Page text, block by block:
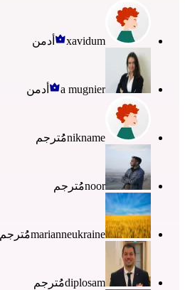
xavidum أدمن
a mugnier أدمن
niknameمُُترجم
noorمُُترجم
marianneukraineمُُترجم
diplosamمُُترجم